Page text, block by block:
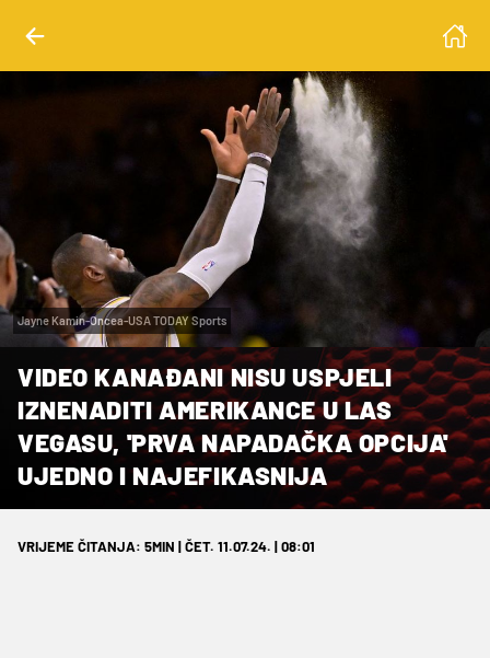
Jayne Kamin-Oncea-USA TODAY Sports
VIDEO KANAĐANI NISU USPJELI
IZNENADITI AMERIKANCE U LAS
VEGASU, 'PRVA NAPADAČKA OPCIJA'
UJEDNO I NAJEFIKASNIJA
VRIJEME ČITANJA: 5MIN | ČET. 11.07.24. | 08:01